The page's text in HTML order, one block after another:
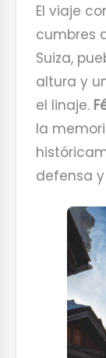
El viaje
cumbres
Suiza,
altura y
el linaje.
la
defensa